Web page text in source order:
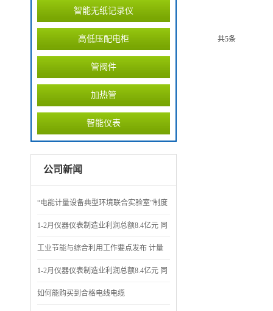
智能无纸记录仪
高低压配电柜
管阀件
加热管
智能仪表
公司新闻
“电能计量设备典型环境联合实验室”制度
评审会召开
1-2月仪器仪表制造业利润总额8.4亿元 同
比下降71.7%
工业节能与综合利用工作要点发布 计量
仪表成节能“先锋”
1-2月仪器仪表制造业利润总额8.4亿元 同
比下降71.7%
如何能购买到合格电线电缆
共5条